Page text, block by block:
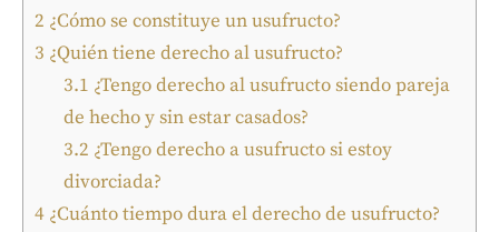
2 ¿Cómo se constituye un usufructo?
3 ¿Quién tiene derecho al usufructo?
3.1 ¿Tengo derecho al usufructo siendo pareja
de hecho y sin estar casados?
3.2 ¿Tengo derecho a usufructo si estoy
divorciada?
4 ¿Cuánto tiempo dura el derecho de usufructo?